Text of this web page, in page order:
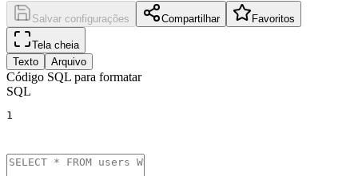
Salvar configurações Compartilhar Favoritos
Tela cheia
Texto
Arquivo
Código SQL para formatar
SQL
1